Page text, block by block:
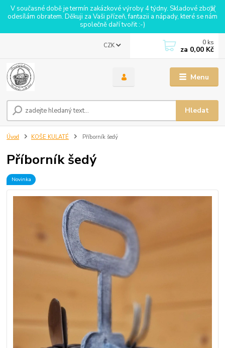
V současné době je termín zakázkové výroby 4 týdny. Skladové zboží
odesílám obratem. Děkuji za Vaši přízeň, fantazii a nápady, které se nám
společně daří tvořit :-)
Menu
CZK
Hledat
0 ks
za 0,00 Kč
Úvod KOŠE KULATÉ Příborník šedý
Příborník šedý
Novinka